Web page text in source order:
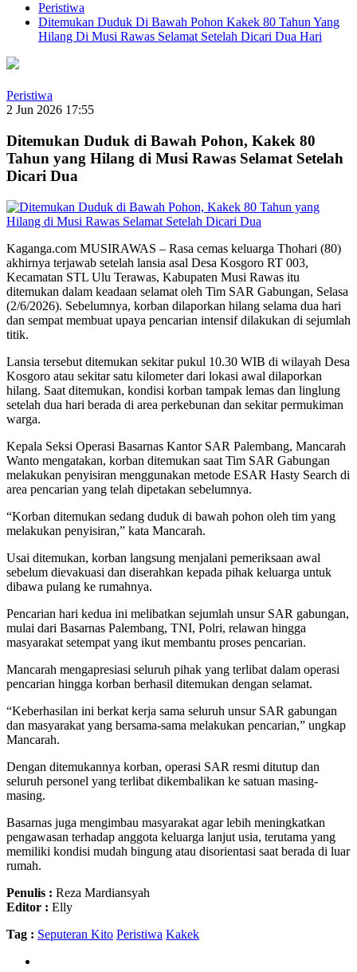
Peristiwa
Ditemukan Duduk Di Bawah Pohon Kakek 80 Tahun Yang
Hilang Di Musi Rawas Selamat Setelah Dicari Dua Hari
Peristiwa
2 Jun 2026 17:55
Ditemukan Duduk di Bawah Pohon, Kakek 80
Tahun yang Hilang di Musi Rawas Selamat Setelah
Dicari Dua
Kaganga.com MUSIRAWAS – Rasa cemas keluarga Thohari (80)
akhirnya terjawab setelah lansia asal Desa Kosgoro RT 003,
Kecamatan STL Ulu Terawas, Kabupaten Musi Rawas itu
ditemukan dalam keadaan selamat oleh Tim SAR Gabungan, Selasa
(2/6/2026). Sebelumnya, korban dilaporkan hilang selama dua hari
dan sempat membuat upaya pencarian intensif dilakukan di sejumlah
titik.
Lansia tersebut ditemukan sekitar pukul 10.30 WIB di wilayah Desa
Kosgoro atau sekitar satu kilometer dari lokasi awal dilaporkan
hilang. Saat ditemukan, kondisi korban tampak lemas dan linglung
setelah dua hari berada di area perkebunan dan sekitar permukiman
warga.
Kepala Seksi Operasi Basarnas Kantor SAR Palembang, Mancarah
Wanto mengatakan, korban ditemukan saat Tim SAR Gabungan
melakukan penyisiran menggunakan metode ESAR Hasty Search di
area pencarian yang telah dipetakan sebelumnya.
“Korban ditemukan sedang duduk di bawah pohon oleh tim yang
melakukan penyisiran,” kata Mancarah.
Usai ditemukan, korban langsung menjalani pemeriksaan awal
sebelum dievakuasi dan diserahkan kepada pihak keluarga untuk
dibawa pulang ke rumahnya.
Pencarian hari kedua ini melibatkan sejumlah unsur SAR gabungan,
mulai dari Basarnas Palembang, TNI, Polri, relawan hingga
masyarakat setempat yang ikut membantu proses pencarian.
Mancarah mengapresiasi seluruh pihak yang terlibat dalam operasi
pencarian hingga korban berhasil ditemukan dengan selamat.
“Keberhasilan ini berkat kerja sama seluruh unsur SAR gabungan
dan masyarakat yang bersama-sama melakukan pencarian,” ungkap
Mancarah.
Dengan ditemukannya korban, operasi SAR resmi ditutup dan
seluruh personel yang terlibat dikembalikan ke satuan masing-
masing.
Basarnas juga mengimbau masyarakat agar lebih meningkatkan
pengawasan terhadap anggota keluarga lanjut usia, terutama yang
memiliki kondisi mudah bingung atau disorientasi saat berada di luar
rumah.
Penulis : Reza Mardiansyah
Editor : Elly
Tag : Seputeran Kito Peristiwa Kakek